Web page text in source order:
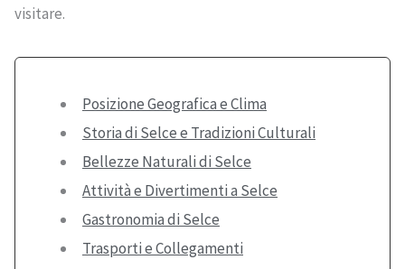
visitare.
Posizione Geografica e Clima
Storia di Selce e Tradizioni Culturali
Bellezze Naturali di Selce
Attività e Divertimenti a Selce
Gastronomia di Selce
Trasporti e Collegamenti